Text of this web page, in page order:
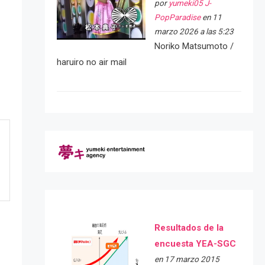
por yumeki05 J-
PopParadiseen 11
marzo 2026 a las 5:23
Noriko Matsumoto /
haruiro no air mail
Resultados de la
encuesta YEA-SGC
en 17 marzo 2015